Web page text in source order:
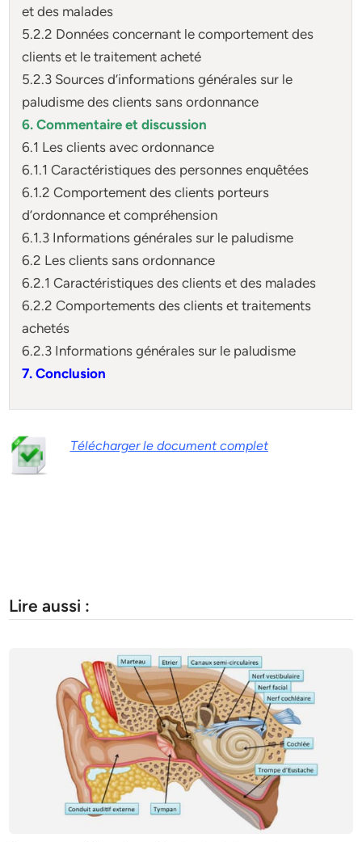
et des malades
5.2.2 Données concernant le comportement des
clients et le traitement acheté
5.2.3 Sources d’informations générales sur le
paludisme des clients sans ordonnance
6. Commentaire et discussion
6.1 Les clients avec ordonnance
6.1.1 Caractéristiques des personnes enquêtées
6.1.2 Comportement des clients porteurs
d’ordonnance et compréhension
6.1.3 Informations générales sur le paludisme
6.2 Les clients sans ordonnance
6.2.1 Caractéristiques des clients et des malades
6.2.2 Comportements des clients et traitements
achetés
6.2.3 Informations générales sur le paludisme
7. Conclusion
Télécharger le document complet
Lire aussi :